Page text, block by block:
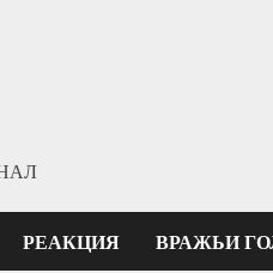
РЕАКЦИЯ ВРАЖЬИ